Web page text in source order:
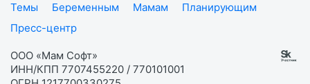
Темы
Беременным Мамам
Планирующим
Пресс-центр
ООО «Мам Софт»
ИНН/КПП 7707455220 / 770101001